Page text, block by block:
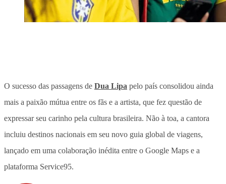
O sucesso das passagens de Dua Lipa pelo país consolidou ainda
mais a paixão mútua entre os fãs e a artista, que fez questão de
expressar seu carinho pela cultura brasileira. Não à toa, a cantora
incluiu destinos nacionais em seu novo guia global de viagens,
lançado em uma colaboração inédita entre o Google Maps e a
plataforma Service95.